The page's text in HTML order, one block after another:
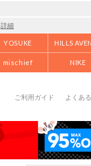
詳細
YOSUKE HILLS
mischief NIKE
ご利用ガイド よくあ